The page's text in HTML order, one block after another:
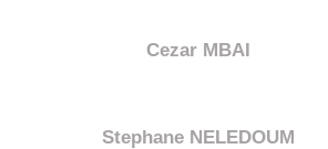
Cezar MBAI
Stephane NELEDOUM